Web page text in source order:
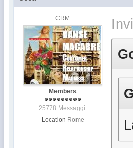
CRM
Members
25778 Messaggi:
Location Rome